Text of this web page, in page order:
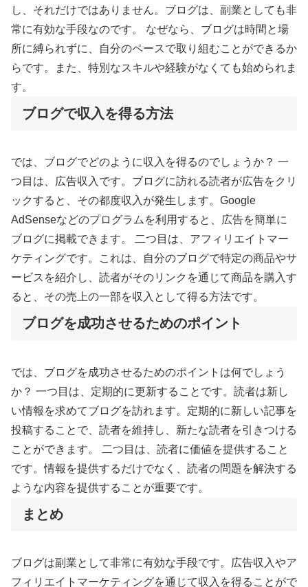
し、それだけではありません。ブログは、副業としても非
常に有効な手段なのです。 なぜなら、ブログは時間と場
所に縛られずに、自分のペースで取り組むことができるか
らです。また、特別なスキルや経験がなくても始められま
す。
ブログで収入を得る方法
では、ブログでどのように収入を得るのでしょうか？ 一
つ目は、広告収入です。ブログに訪れる読者が広告をクリ
ックすると、その都度収入が発生します。Google
AdSenseなどのプログラムを利用すると、広告を簡単に
ブログに掲載できます。 二つ目は、アフィリエイトマー
ケティングです。これは、自分のブログで特定の商品やサ
ービスを紹介し、読者がそのリンクを通じて商品を購入す
ると、その売上の一部を収入として得る方法です。
ブログを成功させるためのポイント
では、ブログを成功させるためのポイントは何でしょう
か？ 一つ目は、定期的に更新することです。読者は新し
い情報を求めてブログを訪れます。定期的に新しい記事を
投稿することで、読者を維持し、新たな読者を引きつける
ことができます。 二つ目は、読者に価値を提供すること
です。情報を提供するだけでなく、読者の問題を解決する
ような内容を提供することが重要です。
まとめ
ブログは副業として非常に有効な手段です。広告収入やア
フィリエイトマーケティングを通じて収入を得ることがで